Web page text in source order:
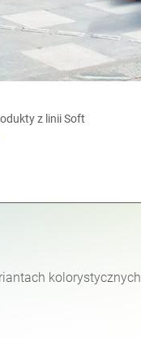
z linii Soft
kolorystycznych